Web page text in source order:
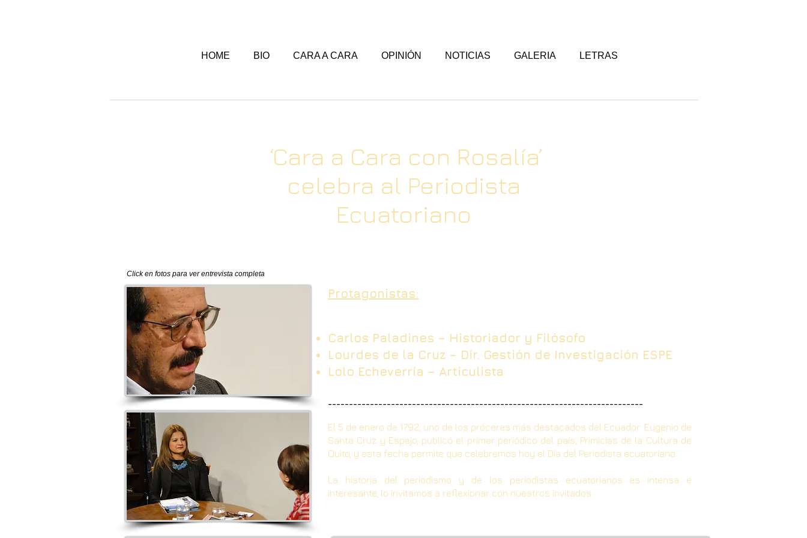
HOME BIO CARA A CARA OPINIÓN NOTICIAS GALERIA LETRAS
‘Cara a Cara con Rosalía’
celebra al Periodista
Ecuatoriano
Protagonistas:
Carlos Paladines – Historiador y Filósofo
Lourdes de la Cruz – Dir. Gestión de Investigación ESPE
Lolo Echeverría – Articulista
El 5 de enero de 1792, uno de los próceres más destacados del Ecuador: Eugenio de
Santa Cruz y Espejo, publicó el primer periódico del país, Primicias de la Cultura de
Quito, y esta fecha permite que celebremos hoy el Día del Periodista ecuatoriano.
La historia del periodismo y de los periodistas ecuatorianos es intensa e
interesante, lo invitamos a reflexionar con nuestros invitados.
Click en fotos para ver entrevista completa